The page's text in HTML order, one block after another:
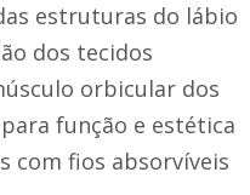
estruturas do lábio
dos tecidos
orbicular dos
função e estética
com fios absorvíveis